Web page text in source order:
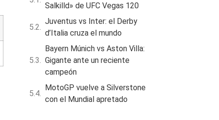
Salkilld» de UFC Vegas 120
Juventus vs Inter: el Derby
d’Italia cruza el mundo
Bayern Múnich vs Aston Villa:
Gigante ante un reciente
campeón
MotoGP vuelve a Silverstone
con el Mundial apretado